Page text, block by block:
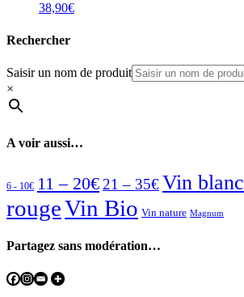
38,90€
Rechercher
Saisir un nom de produit
×
A voir aussi…
6 - 10€ 11 – 20€ 21 – 35€Vin blanc
rougeVin Bio Vin nature Magnum
Partagez sans modération…